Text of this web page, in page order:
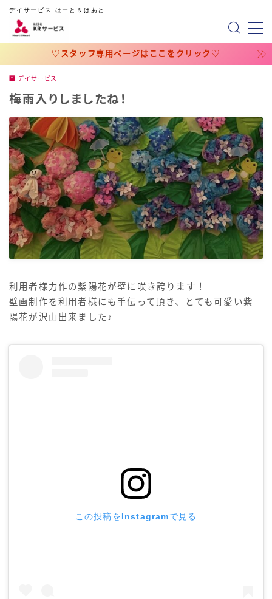
デイサービス はーと＆はあと
MENU
ホーム
会社概要
スタッフ専用ページ
占いのページ
占い（円グラフの相性）
♡スタッフ専用ページはここをクリック♡
デイサービス
梅雨入りしましたね！
利用者様力作の紫陽花が壁に咲き誇ります！
壁画制作を利用者様にも手伝って頂き、とても可愛い紫
陽花が沢山出来ました♪
この投稿をInstagramで見る